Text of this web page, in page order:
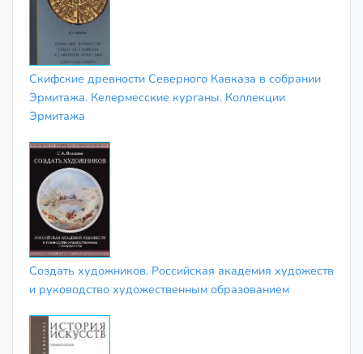
Скифские древности Северного Кавказа в собрании
Эрмитажа. Келермесские курганы. Коллекции
Эрмитажа
Создать художников. Российская академия художеств
и руководство художественным образованием